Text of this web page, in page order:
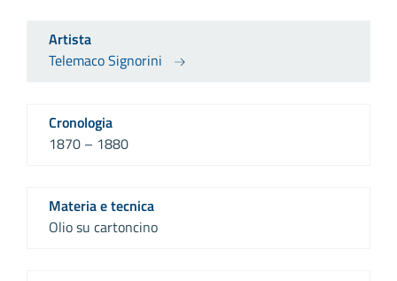
Artista
Telemaco Signorini
Cronologia
1870 – 1880
Materia e tecnica
Olio su cartoncino